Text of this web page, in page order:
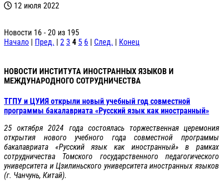
12 июля 2022
Новости 16 - 20 из 195
Начало | Пред. | 2 3 4 5 6 | След. | Конец
НОВОСТИ ИНСТИТУТА ИНОСТРАННЫХ ЯЗЫКОВ И
МЕЖДУНАРОДНОГО СОТРУДНИЧЕСТВА
ТГПУ и ЦУИЯ открыли новый учебный год совместной
программы бакалавриата «Русский язык как иностранный»
25 октября 2024 года состоялась торжественная церемония
открытия нового учебного года совместной программы
бакалавриата «Русский язык как иностранный» в рамках
сотрудничества Томского государственного педагогического
университета и Цзилиньского университета иностранных языков
(г. Чанчунь, Китай).